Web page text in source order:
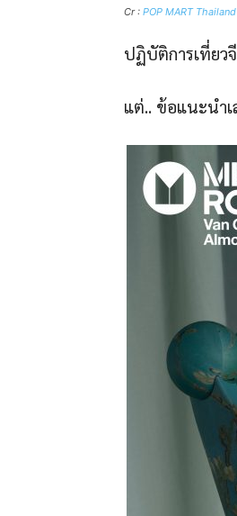
Cr : POP MART Thailand
ปฏิบัติการเที่ย
แต่.. ข้อแนะนำ